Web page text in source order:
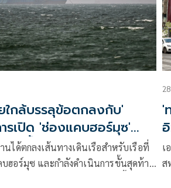
ใกล้บรรลุข้อตกลงกับ'
รเปิด 'ช่องแคบฮอร์มุซ'
ปิดขึ้นอยู่กับสหรัฐฯ
ได้ตกลงเส้นทางเดินเรือสำหรับเรือที่
ฮอร์มุซ และกำลังดำเนินการขั้นสุดท้าย
'
เ
ส